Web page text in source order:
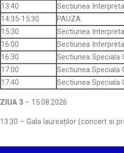
13:40
Sectiunea
14:35-15:30
PAUZA
15:30
Sectiunea
16:00
Sectiunea
16:30
Sectiunea Speciala
17:00
Sectiunea Speciala
17:40
Sectiunea Speciala
ZIUA 3 – 15.08.2026
13:30 – Gala laureaților (concert si